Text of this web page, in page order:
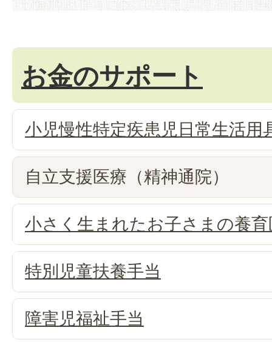
お金のサポート
小児慢性特定疾患児日常生活用
自立支援医療（精神通院）
小さく生まれたお子さまの養
特別児童扶養手当
障害児福祉手当